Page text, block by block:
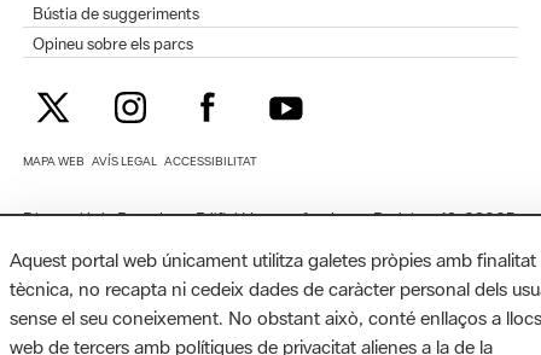
Bústia de suggeriments
Opineu sobre els parcs
MAPA WEB AVÍS LEGAL ACCESSIBILITAT
Diputació de Barcelona. Edifici Llacuna, 1a planta. Badajoz, 49. 08005
Aquest portal web únicament utilitza galetes pròpies amb finalitat
tècnica, no recapta ni cedeix dades de caràcter personal dels
sense el seu coneixement. No obstant això, conté enllaços a llocs
web de tercers amb polítiques de privacitat alienes a la de la